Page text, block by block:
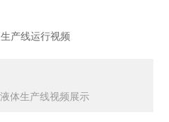
产线运行视频
体生产线视频展示